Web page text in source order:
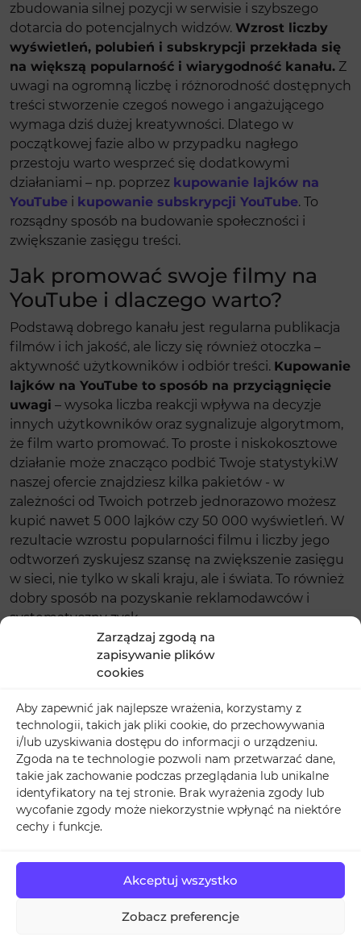
Zarządzaj zgodą na
zapisywanie plików
cookies
Aby zapewnić jak najlepsze wrażenia, korzystamy z
technologii, takich jak pliki cookie, do przechowywania
i/lub uzyskiwania dostępu do informacji o urządzeniu.
Zgoda na te technologie pozwoli nam przetwarzać dane,
takie jak zachowanie podczas przeglądania lub unikalne
identyfikatory na tej stronie. Brak wyrażenia zgody lub
wycofanie zgody może niekorzystnie wpłynąć na niektóre
cechy i funkcje.
Akceptuj wszystko
Zobacz preferencje
zbudowania silnej pozycji w serwisie i szybszego
dotarcia do potencjalnych widzów. Wzrost liczby
wyświetleń, polubień i subskrypcji przekłada się
na większą popularność i wiarygodność kanału. Z
uwagi na ogromną liczbę i różnorodność dostępnych
treści stworzenie czegoś nowego i angażującego
wymaga dziś dużej kreatywności. Dlatego w
początkowej fazie albo w przypadku nagłego
przestoju warto wesprzeć się dodatkowymi
działaniami – np. poprzez kupowanie lajków na
YouTube i kupowanie subskrypcji YouTube. To
rozsądny sposób na budowanie społeczności i
zwiększanie zasięgu treści.
Jak promować swoje filmy na
YouTube i dlaczego warto?
Podstawą dobrego kanału jest regularna publikacja
filmów i ich jakość, ale liczy się również otoczka –
aktywność użytkowników i odbiór treści. Kupowanie
lajków na YouTube to sposób na przyciągnięcie
uwagi – wysoka liczba reakcji wpływa na decyzje
innych użytkowników oraz sygnalizuje algorytmom,
że film warto promować. To proste i niskokosztowe
działanie może znacząco podbić Twoje statystyki.W
naszej ofercie znajdziesz kilka pakietów - w
zależności od Twoich potrzeb jednorazowo możesz
kupić nawet 5 000 lajków czy 50 000 wyświetleń. W
rezultacie wzrostu popularności filmu i liczby jego
odtworzeń zyskujesz szansę na zwiększenie zasięgu
w sieci, nie tylko w skali kraju, ale i świata. To również
dobry sposób na pozyskanie reklamodawców i
systematyczny zysk.
Gdzie kupić subskrypcje na
YouTube?
Nawet najlepsze materiały mogą zginąć w zalewie
treści, jeśli kanał wygląda na niepopularny. W tym
przypadku dobrym rozwiązaniem jest kupno
subskrypcji YouTube. Tego typu wsparcie sprawia, że
profil od razu zyskuje na wiarygodności i przyciąga
kolejnych widzów. A gdzie kupić subskrypcje na
YouTube? Choć oferta tego typu usług w sieci jest
korzystać, aby zdobyć więcej subskrypcji na
YouTube i uniknąć problemów.Naturalny, rozłożony
w czasie przyrost subów to klucz do stabilnych
wyników. Nie warto korzystać z usług